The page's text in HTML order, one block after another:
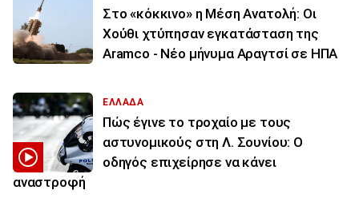
Στο «κόκκινο» η Μέση Ανατολή: Οι
Χούθι χτύπησαν εγκατάσταση της
Aramco - Νέο μήνυμα Αραγτσί σε ΗΠΑ
ΕΛΛΑΔΑ
Πώς έγινε το τροχαίο με τους
αστυνομικούς στη Λ. Σουνίου: Ο
οδηγός επιχείρησε να κάνει
αναστροφή